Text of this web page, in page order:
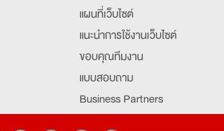
แผนที่เว็บไซต์
แนะนำการใช้งานเว็บไซต์
ขอบคุณทีมงาน
แบบสอบถาม
Business Partners
Partner มหาวิทยาลัย